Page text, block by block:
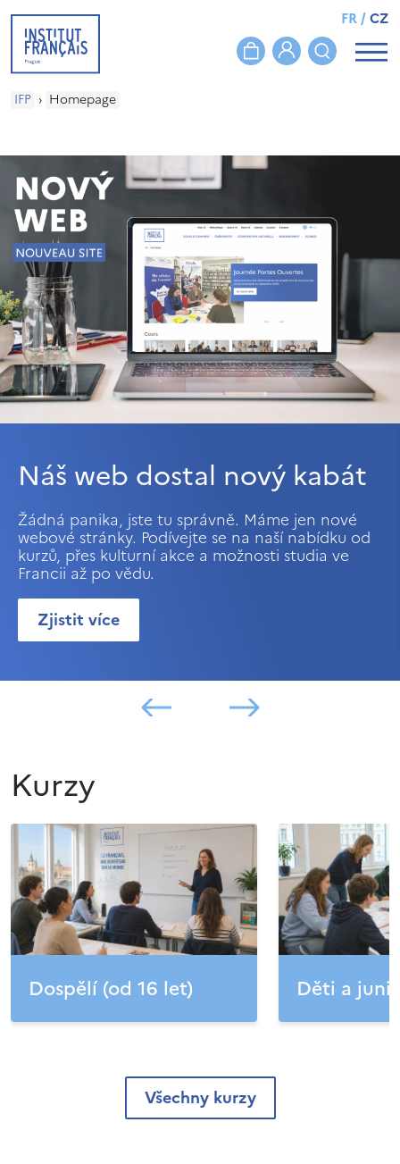
FR/CZ
IFP › Homepage
Náš web dostal nový kabát
Žádná panika, jste tu správně. Máme jen nové
webové stránky. Podívejte se na naší nabídku od
kurzů, přes kulturní akce a možnosti studia ve
Francii až po vědu.
Zjistit více
Kurzy
Dospělí (od 16 let) Děti a
Všechny kurzy